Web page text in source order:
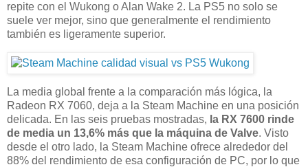
repite con el Wukong o Alan Wake 2. La PS5 no solo se
suele ver mejor, sino que generalmente el rendimiento
también es ligeramente superior.
La media global frente a la comparación más lógica, la
Radeon RX 7060, deja a la Steam Machine en una posición
delicada. En las seis pruebas mostradas, la RX 7600 rinde
de media un 13,6% más que la máquina de Valve. Visto
desde el otro lado, la Steam Machine ofrece alrededor del
88% del rendimiento de esa configuración de PC, por lo que